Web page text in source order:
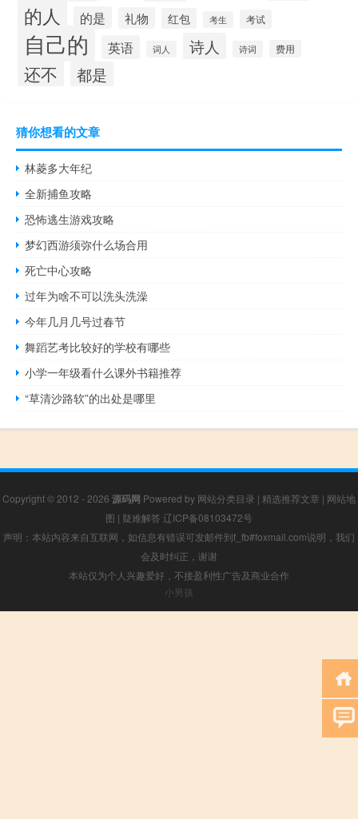
的人 的是 礼物 红包 考生 考试
自己的 英语 词人 诗人 诗词 费用
还不 都是
猜你想看的文章
林菱多大年纪
全新捕鱼攻略
恐怖逃生游戏攻略
梦幻西游须弥什么场合用
死亡中心攻略
过年为啥不可以洗头洗澡
今年几月几号过春节
舞蹈艺考比较好的学校有哪些
小学一年级看什么课外书籍推荐
“草清沙路软”的出处是哪里
Copyright © 2012 - 2026 源码网 Powered by 网站分类目录 | 精选推荐文章 | 网站地
图 | 疑难解答 辽ICP备08103472号
声明：本站内容来自互联网，如信息有错误可发邮件到f_fb#foxmail.com说明，我们
会及时纠正，谢谢
本站仅为个人兴趣爱好，不接盈利性广告及商业合作
小男孩